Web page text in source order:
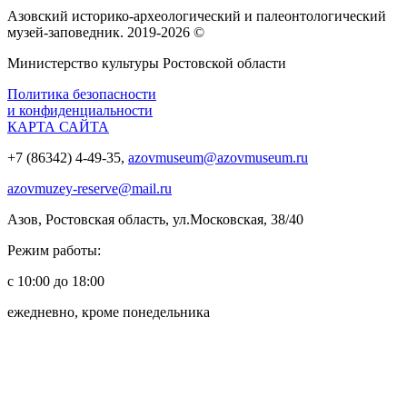
Азовский историко‑археологический и палеонтологический
музей‑заповедник. 2019-2026 ©
Министерство культуры Ростовской области
Политика безопасности
и конфиденциальности
КАРТА САЙТА
+7 (86342) 4-49-35, azovmuseum@azovmuseum.ru
azovmuzey-reserve@mail.ru
Азов, Ростовская область, ул.Московская, 38/40
Режим работы:
с 10:00 до 18:00
ежедневно, кроме понедельника